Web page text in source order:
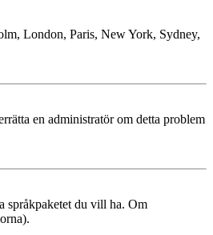
London, Paris, New York, Sydney,
en administratör om detta problem
språkpaketet du vill ha. Om